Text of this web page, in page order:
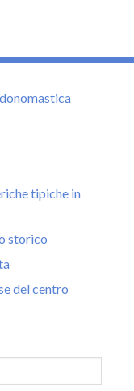
tipiche in
storico
del centro